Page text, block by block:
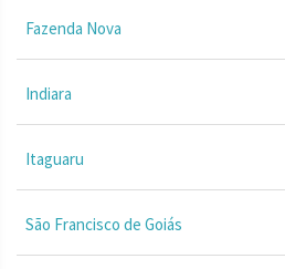
Fazenda Nova
Indiara
Itaguaru
São Francisco de Goiás